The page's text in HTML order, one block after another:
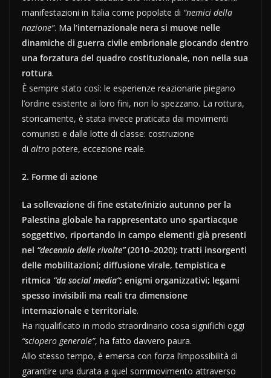
manifestazioni in Italia come popolate di “nemici della
nazione”. Ma l’internazionale nera si muove nelle
dinamiche di guerra civile embrionale giocando dentro
una forzatura del quadro costituzionale, non nella sua
rottura.
È sempre stato così: le esperienze reazionarie piegano
l’ordine esistente ai loro fini, non lo spezzano. La rottura,
storicamente, è stata invece praticata dai movimenti
comunisti e dalle lotte di classe: costruzione
di altro potere, eccezione reale.
2. Forme di azione
La sollevazione di fine estate/inizio autunno per la
Palestina globale ha rappresentato uno spartiacque
soggettivo, riportando in campo elementi già presenti
nel “decennio delle rivolte”(2010–2020): tratti insorgenti
delle mobilitazioni; diffusione virale, tempistica e
ritmica “da social media”; enigmi organizzativi; legami
spesso invisibili ma reali tra dimensione
internazionale e territoriale.
Ha riqualificato in modo straordinario cosa significhi oggi
“sciopero generale”, ha fatto davvero paura.
Allo stesso tempo, è emersa con forza l’impossibilità di
garantire una durata a quel sommovimento attraverso